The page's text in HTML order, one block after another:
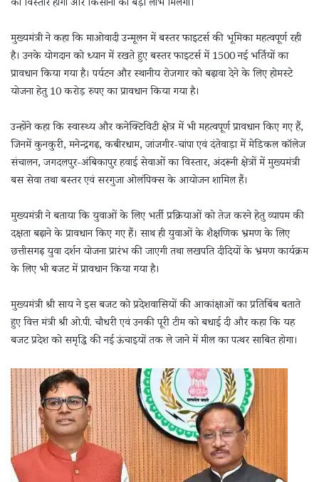
का विस्तार होगा और किसानों को बड़ा लाभ मिलेगा।
मुख्यमंत्री ने कहा कि माओवादी उन्मूलन में बस्तर फाइटर्स की भूमिका महत्वपूर्ण रही
है। उनके योगदान को ध्यान में रखते हुए बस्तर फाइटर्स में 1500 नई भर्तियों का
प्रावधान किया गया है। पर्यटन और स्थानीय रोजगार को बढ़ावा देने के लिए होमस्टे
योजना हेतु 10 करोड़ रुपए का प्रावधान किया गया है।
उन्होंने कहा कि स्वास्थ्य और कनेक्टिविटी क्षेत्र में भी महत्वपूर्ण प्रावधान किए गए हैं,
जिनमें कुनकुरी, मनेन्द्रगढ़, कबीरधाम, जांजगीर-चांपा एवं दंतेवाड़ा में मेडिकल कॉलेज
संचालन, जगदलपुर-अंबिकापुर हवाई सेवाओं का विस्तार, अंदरूनी क्षेत्रों में मुख्यमंत्री
बस सेवा तथा बस्तर एवं सरगुजा ओलंपिक्स के आयोजन शामिल हैं।
मुख्यमंत्री ने बताया कि युवाओं के लिए भर्ती प्रक्रियाओं को तेज करने हेतु व्यापम की
दक्षता बढ़ाने के प्रावधान किए गए हैं। साथ ही युवाओं के शैक्षणिक भ्रमण के लिए
छत्तीसगढ़ युवा दर्शन योजना प्रारंभ की जाएगी तथा लखपति दीदियों के भ्रमण कार्यक्रम
के लिए भी बजट में प्रावधान किया गया है।
मुख्यमंत्री श्री साय ने इस बजट को प्रदेशवासियों की आकांक्षाओं का प्रतिबिंब बताते
हुए वित्त मंत्री श्री ओ.पी. चौधरी एवं उनकी पूरी टीम को बधाई दी और कहा कि यह
बजट प्रदेश को समृद्धि की नई ऊंचाइयों तक ले जाने में मील का पत्थर साबित होगा।